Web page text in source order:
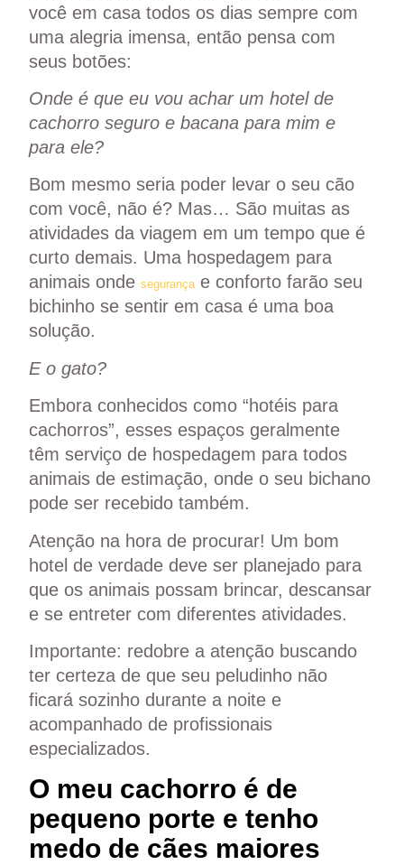
você em casa todos os dias sempre com
uma alegria imensa, então pensa com
seus botões:
Onde é que eu vou achar um hotel de
cachorro seguro e bacana para mim e
para ele?
Bom mesmo seria poder levar o seu cão
com você, não é? Mas… São muitas as
atividades da viagem em um tempo que é
curto demais. Uma hospedagem para
animais onde segurança e conforto farão seu
bichinho se sentir em casa é uma boa
solução.
E o gato?
Embora conhecidos como “hotéis para
cachorros”, esses espaços geralmente
têm serviço de hospedagem para todos
animais de estimação, onde o seu bichano
pode ser recebido também.
Atenção na hora de procurar! Um bom
hotel de verdade deve ser planejado para
que os animais possam brincar, descansar
e se entreter com diferentes atividades.
Importante: redobre a atenção buscando
ter certeza de que seu peludinho não
ficará sozinho durante a noite e
acompanhado de profissionais
especializados.
O meu cachorro é de
pequeno porte e tenho
medo de cães maiores